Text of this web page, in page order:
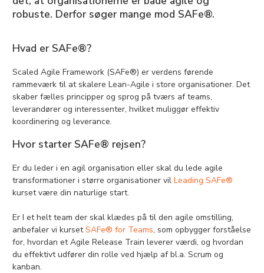
robuste. Derfor søger mange mod SAFe®.
Hvad er SAFe®?
Scaled Agile Framework (SAFe®) er verdens førende
rammeværk til at skalere Lean-Agile i store organisationer. Det
skaber fælles principper og sprog på tværs af teams,
leverandører og interessenter, hvilket muliggør effektiv
koordinering og leverance.
Hvor starter SAFe® rejsen?
Er du leder i en agil organisation eller skal du lede agile
transformationer i større organisationer vil Leading SAFe®
kurset være din naturlige start.
Er I et helt team der skal klædes på til den agile omstilling,
anbefaler vi kursetSAFe® for Teams, som opbygger forståelse
for, hvordan et Agile Release Train leverer værdi, og hvordan
du effektivt udfører din rolle ved hjælp af bl.a. Scrum og
kanban.